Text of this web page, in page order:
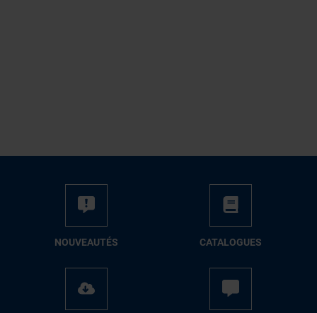
NOUVEAUTÉS CATALOGUES